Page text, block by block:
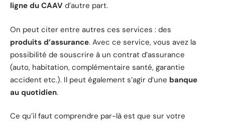
ligne du CAAV d’autre part.
On peut citer entre autres ces services : des
produits d’assurance. Avec ce service, vous avez la
possibilité de souscrire à un contrat d’assurance
(auto, habitation, complémentaire santé, garantie
accident etc.). Il peut également s’agir d’une banque
au quotidien.
Ce qu’il faut comprendre par-là est que sur votre